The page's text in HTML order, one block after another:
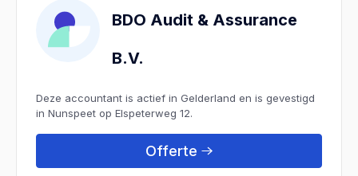
BDO Audit & Assurance
B.V.
Deze accountant is actief in Gelderland en is gevestigd
in Nunspeet op Elspeterweg 12.
Offerte